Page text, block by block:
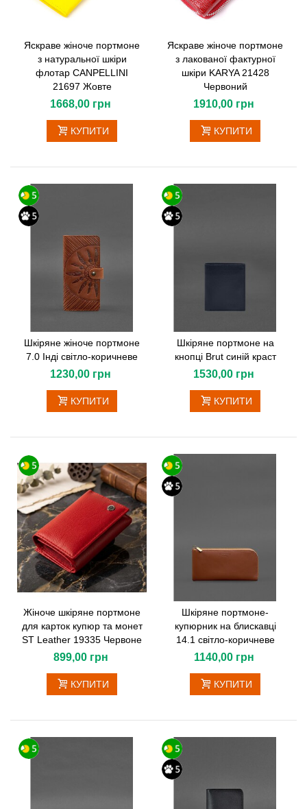
Яскраве жіноче портмоне
з натуральної шкіри
флотар CANPELLINI
21697 Жовте
1668,00 грн
КУПИТИ
Яскраве жіноче портмоне
з лакованої фактурної
шкіри KARYA 21428
Червоний
1910,00 грн
КУПИТИ
Шкіряне жіноче портмоне
7.0 Інді світло-коричневе
1230,00 грн
КУПИТИ
Шкіряне портмоне на
кнопці Brut синій краст
1530,00 грн
КУПИТИ
Жіноче шкіряне портмоне
для карток купюр та монет
ST Leather 19335 Червоне
899,00 грн
КУПИТИ
Шкіряне портмоне-
купюрник на блискавці
14.1 світло-коричневе
1140,00 грн
КУПИТИ